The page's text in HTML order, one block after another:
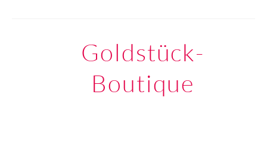
Goldstück-
Boutique